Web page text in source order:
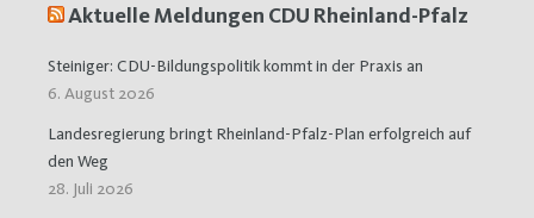
Aktuelle Meldungen CDU Rheinland-Pfalz
Steiniger: CDU-Bildungspolitik kommt in der Praxis an
6. August 2026
Landesregierung bringt Rheinland-Pfalz-Plan erfolgreich auf
den Weg
28. Juli 2026